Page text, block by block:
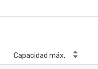
Capacidad máx.